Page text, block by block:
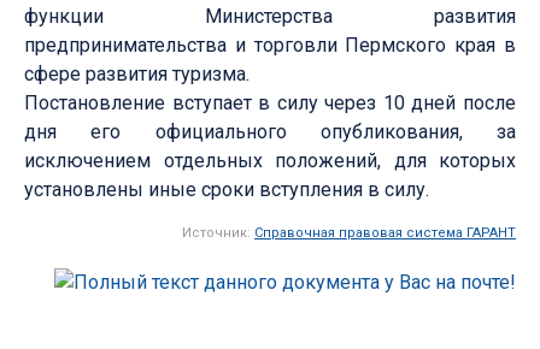
функции Министерства развития
предпринимательства и торговли Пермского края в
сфере развития туризма.
Постановление вступает в силу через 10 дней после
дня его официального опубликования, за
исключением отдельных положений, для которых
установлены иные сроки вступления в силу.
Источник: Справочная правовая система ГАРАНТ